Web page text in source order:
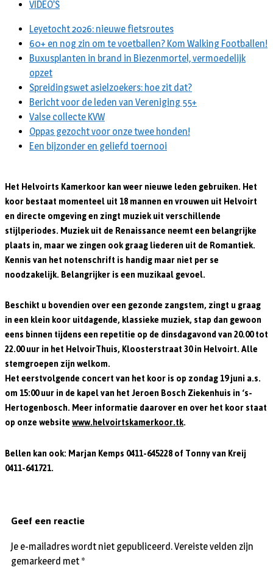
VIDEO’S
Leyetocht 2026: nieuwe fietsroutes
60+ en nog zin om te voetballen? Kom Walking Footballen!
Buxusplanten in brand in Biezenmortel, vermoedelijk
opzet
Spreidingswet asielzoekers: hoe zit dat?
Bericht voor de leden van Vereniging 55+
Valse collecte KVW
Oppas gezocht voor onze twee honden!
Een bijzonder en geliefd toernooi
Het Helvoirts Kamerkoor kan weer nieuwe leden gebruiken. Het
koor bestaat momenteel uit 18 mannen en vrouwen uit Helvoirt
en directe omgeving en zingt muziek uit verschillende
stijlperiodes. Muziek uit de Renaissance neemt een belangrijke
plaats in, maar we zingen ook graag liederen uit de Romantiek.
Kennis van het notenschrift is handig maar niet per se
noodzakelijk. Belangrijker is een muzikaal gevoel.
Beschikt u bovendien over een gezonde zangstem, zingt u graag
in een klein koor uitdagende, klassieke muziek, stap dan gewoon
eens binnen tijdens een repetitie op de dinsdagavond van 20.00 tot
22.00 uur in het HelvoirThuis, Kloosterstraat 30 in Helvoirt. Alle
stemgroepen zijn welkom.
Het eerstvolgende concert van het koor is opzondag 19 junia.s.
om 15:00 uur in de kapel van het Jeroen Bosch Ziekenhuis in ‘s-
Hertogenbosch. Meer informatie daarover en over het koor staat
op onze websitewww.helvoirtskamerkoor.tk.
Bellen kan ook: Marjan Kemps 0411-645228 of Tonny van Kreij
0411-641721.
Geef een reactie
Je e-mailadres wordt niet gepubliceerd.Vereiste velden zijn
gemarkeerd met *